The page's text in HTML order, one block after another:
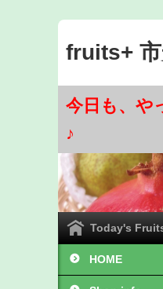
fruits+
今日も、や
♪
Today's
HOME